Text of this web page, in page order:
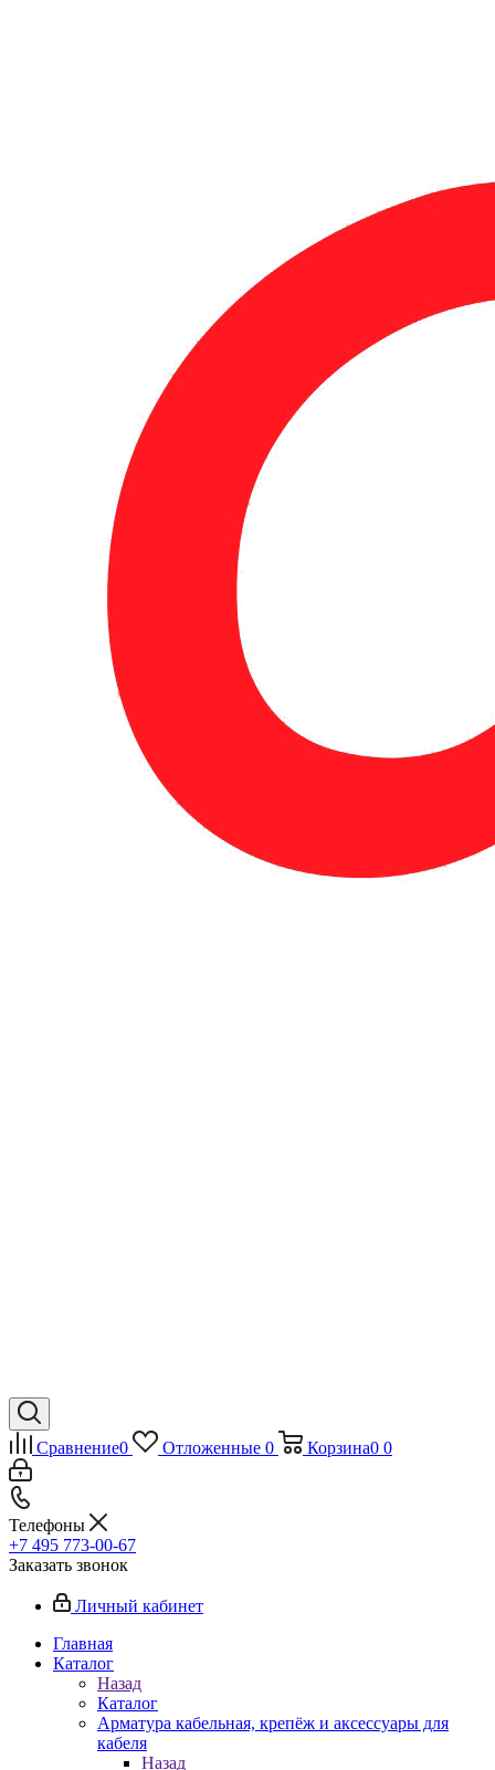
Сравнение0 Отложенные 0 Корзина0 0
Телефоны
+7 495 773-00-67
Заказать звонок
Личный кабинет
Главная
Каталог
Назад
Каталог
Арматура кабельная, крепёж и аксессуары для
кабеля
Назад